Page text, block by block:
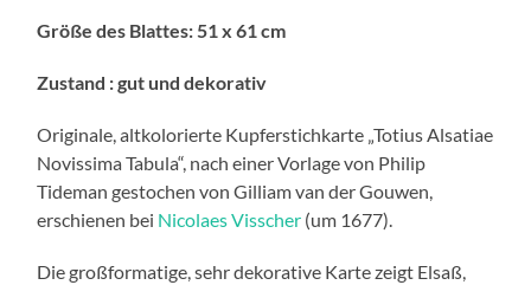
Größe des Blattes: 51 x 61 cm
Zustand : gut und dekorativ
Originale, altkolorierte Kupferstichkarte „Totius Alsatiae
Novissima Tabula“, nach einer Vorlage von Philip
Tideman gestochen von Gilliam van der Gouwen,
erschienen bei Nicolaes Visscher (um 1677).
Die großformatige, sehr dekorative Karte zeigt Elsaß,